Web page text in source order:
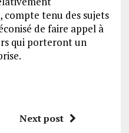
compte tenu des sujets
de faire appel à
qui porteront un
Next post